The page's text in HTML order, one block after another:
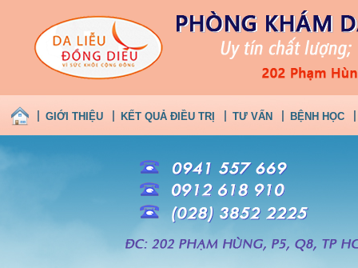
GIỚI THIỆU KẾT QUẢ ĐIỀU TRỊ TƯ VẤN BỆNH HỌC